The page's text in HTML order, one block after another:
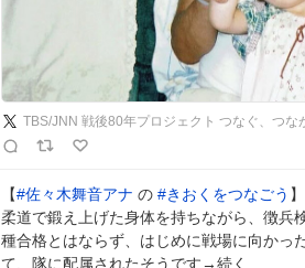
TBS/JNN 戦後80年プロジェクト つなぐ、つな
【#佐々木舞音アナ の #きおくをつなごう
柔道で鍛え上げた身体を持ちながら、徴兵
種合格とはならず、はじめに戦場に向かっ
て、隊に配属されたそうです→続く